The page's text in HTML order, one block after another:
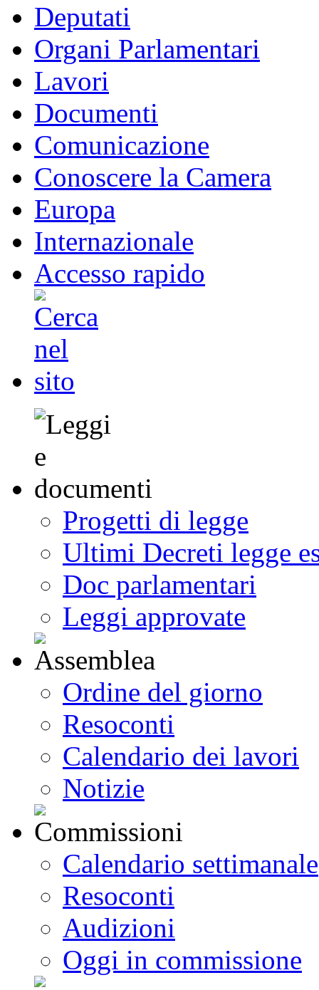
Deputati
Organi Parlamentari
Lavori
Documenti
Comunicazione
Conoscere la Camera
Europa
Internazionale
Accesso rapido
Progetti di legge
Ultimi Decreti legge
Doc parlamentari
Leggi approvate
Ordine del giorno
Resoconti
Calendario dei lavori
Notizie
Calendario settimanale
Resoconti
Audizioni
Oggi in commissione